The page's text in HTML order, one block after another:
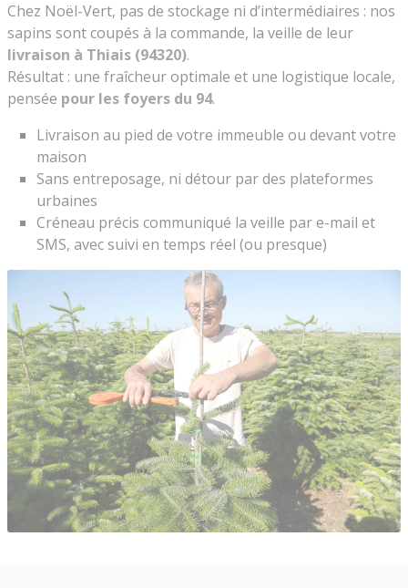
Chez Noël-Vert, pas de stockage ni d’intermédiaires : nos
sapins sont coupés à la commande, la veille de leur
livraison à Thiais (94320).
Résultat : une fraîcheur optimale et une logistique locale,
pensée pour les foyers du 94.
Livraison au pied de votre immeuble ou devant votre
maison
Sans entreposage, ni détour par des plateformes
urbaines
Créneau précis communiqué la veille par e-mail et
SMS, avec suivi en temps réel (ou presque)